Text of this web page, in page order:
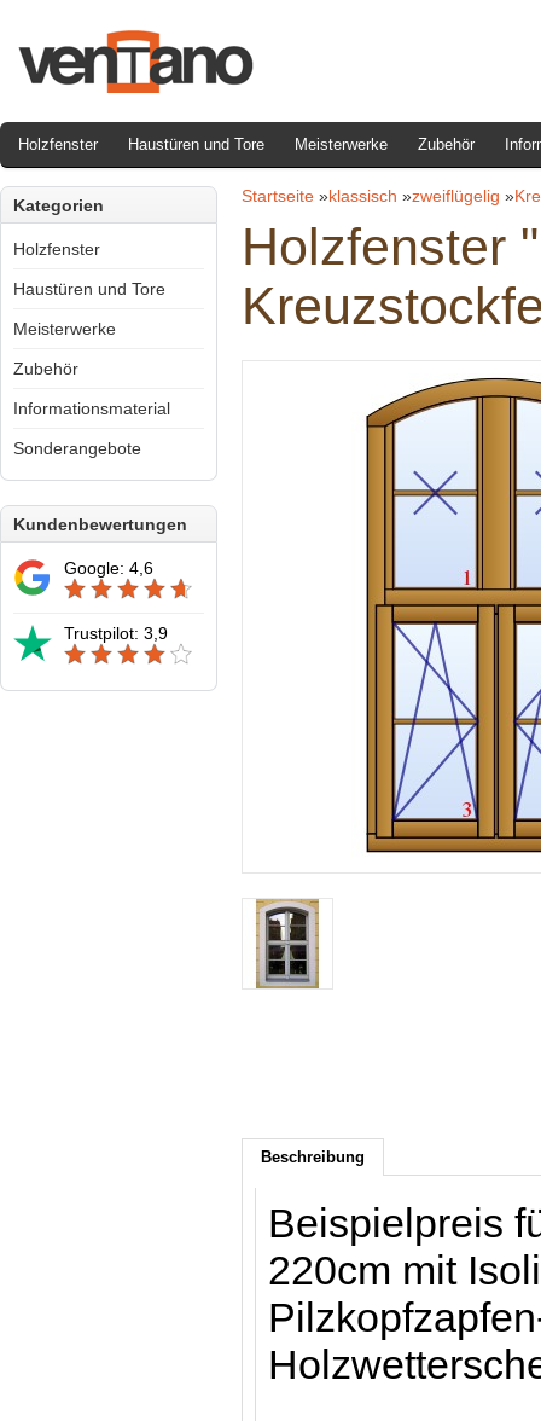
Holzfenster Haustüren und Tore Meisterwerke Zubehör
Kategorien
Holzfenster
Haustüren und Tore
Meisterwerke
Zubehör
Informationsmaterial
Sonderangebote
Kundenbewertungen
Google: 4,6
Trustpilot: 3,9
Startseite »klassisch »zweiflügelig »
Holzfenster
Beschreibung
Beispielpreis
220cm mit